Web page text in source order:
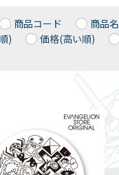
商品コード 商品名
)
価格(高い順)